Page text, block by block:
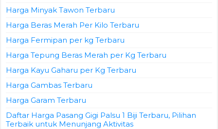
Harga Minyak Tawon Terbaru
Harga Beras Merah Per Kilo Terbaru
Harga Fermipan per kg Terbaru
Harga Tepung Beras Merah per Kg Terbaru
Harga Kayu Gaharu per Kg Terbaru
Harga Gambas Terbaru
Harga Garam Terbaru
Daftar Harga Pasang Gigi Palsu 1 Biji Terbaru, Pilihan
Terbaik untuk Menunjang Aktivitas